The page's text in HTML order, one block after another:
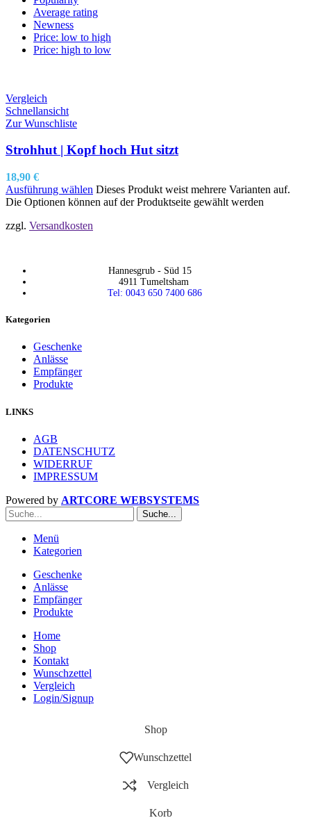
Average rating
Newness
Price: low to high
Price: high to low
Vergleich
Schnellansicht
Zur Wunschliste
Strohhut | Kopf hoch Hut sitzt
18,90 €
Ausführung wählen Dieses Produkt weist mehrere Varianten auf.
Die Optionen können auf der Produktseite gewählt werden
zzgl. Versandkosten
Hannesgrub - Süd 15
4911 Tumeltsham
Tel: 0043 650 7400 686
Kategorien
Geschenke
Anlässe
Empfänger
Produkte
LINKS
AGB
DATENSCHUTZ
WIDERRUF
IMPRESSUM
Powered by ARTCORE WEBSYSTEMS
Suche...
Menü
Kategorien
Geschenke
Anlässe
Empfänger
Produkte
Home
Shop
Kontakt
Wunschzettel
Vergleich
Login/Signup
Shop
Wunschzettel
Vergleich
Korb